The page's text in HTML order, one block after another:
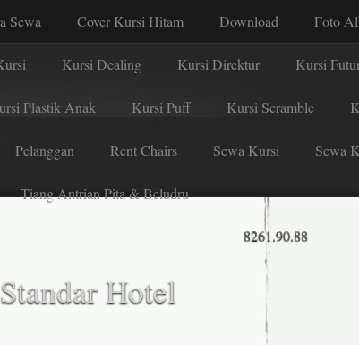
Sewa Cover Kursi Hitam Download Foto
Kursi Dealing Kursi Direktur Kursi
Plastik Anak Kursi Puff Kursi Scramble
Pelanggan Rent Chairs Sewa Kursi Sewa
Tiang Antrian Pita & Beludru
Hotel
8261.90.88